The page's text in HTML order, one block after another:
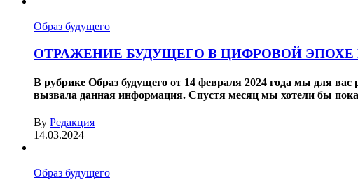
Образ будущего
ОТРАЖЕНИЕ БУДУЩЕГО В ЦИФРОВОЙ
В рубрике Образ будущего от 14 февраля 2024 года мы для
вызвала данная информация. Спустя месяц мы хотели бы
By Редакция
14.03.2024
Образ будущего